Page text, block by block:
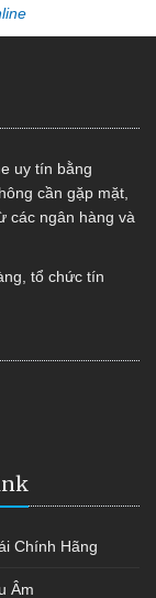
uy tín bằng
cần gặp mặt,
các ngân hàng và
tổ chức tín
Chính Hãng
Âm